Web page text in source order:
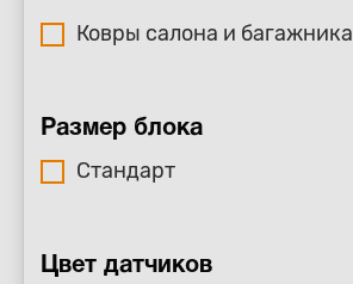
Ковры салона и багажника
Размер блока
Cтандарт
Цвет датчиков